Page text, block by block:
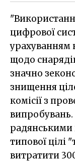
цифрової
урахуванням
щодо
значно
знищення
комісії з
типової цілі
витратити